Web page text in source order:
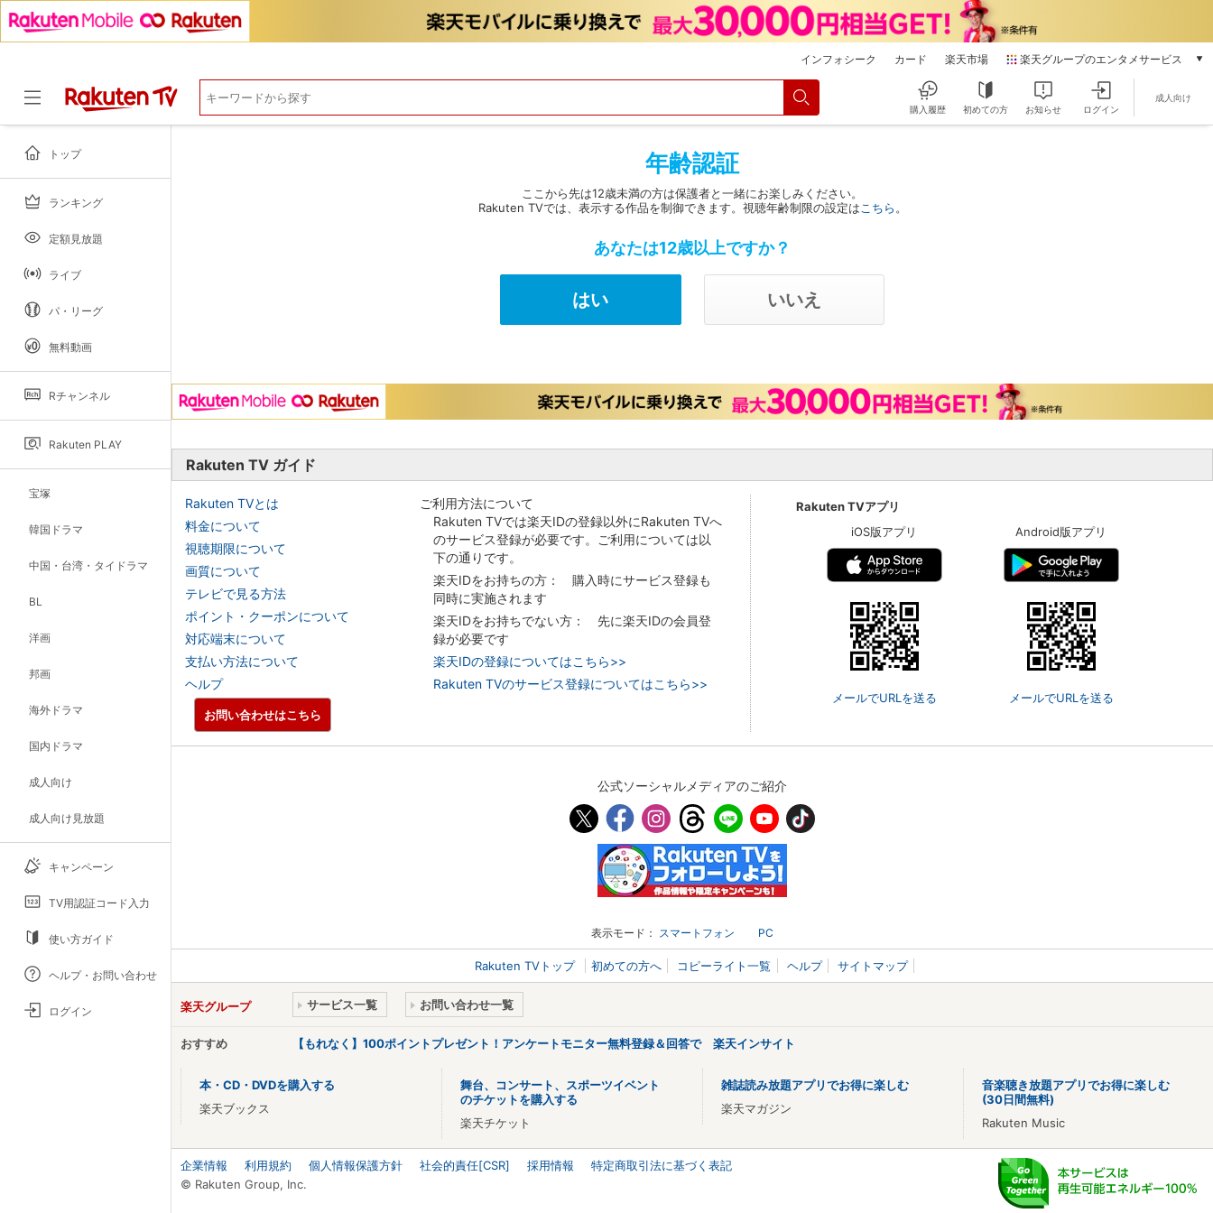
インフォシーク カード 楽天市場 楽天グループのエンタメサービス
本/ゲーム/CD/DVD
動画配信
楽天チケット
推し楽
購入履歴 初めての方 お知らせ ログイン
成人向け
トップ
ランキング
定額見放題
ライブ
パ・リーグ
無料動画
Rチャンネル
Rakuten PLAY
宝塚
韓国ドラマ
中国・台湾・タイドラマ
BL
洋画
邦画
海外ドラマ
国内ドラマ
成人向け
成人向け見放題
キャンペーン
TV用認証コード入力
使い方ガイド
ヘルプ・お問い合わせ
ログイン
年齢認証
ここから先は12歳未満の方は保護者と一緒にお楽しみください。
Rakuten TVでは、表示する作品を制御できます。視聴年齢制限の設定は こちら 。
あなたは12歳以上ですか？
Rakuten TV ガイド
Rakuten TVとは
料金について
視聴期限について
画質について
テレビで見る方法
ポイント・クーポンについて
対応端末について
支払い方法について
ヘルプ
ご利用方法について
Rakuten TVでは楽天IDの登録以外にRakuten TVへ
のサービス登録が必要です。ご利用については以
下の通りです。
楽天IDをお持ちの方： 購入時にサービス登録も
同時に実施されます
楽天IDをお持ちでない方： 先に楽天IDの会員登
録が必要です
楽天IDの登録についてはこちら>>
Rakuten TVのサービス登録についてはこちら>>
Rakuten TVアプリ
iOS版アプリ
メールでURLを送る
Android版アプリ
メールでURLを送る
お問い合わせはこちら
公式ソーシャルメディアのご紹介
表示モード： スマートフォン PC
Rakuten TVトップ 初めての方へ コピーライト一覧 ヘルプ サイトマップ
楽天グループ サービス一覧 お問い合わせ一覧
おすすめ 【もれなく】100ポイントプレゼント！アンケートモニター無料登録＆回答で 楽天インサイト
本・CD・DVDを購入する
楽天ブックス
舞台、コンサート、スポーツイベント
のチケットを購入する
楽天チケット
雑誌読み放題アプリでお得に楽しむ
楽天マガジン
音楽聴き放題アプリでお得に楽しむ
(30日間無料)
Rakuten Music
企業情報 利用規約 個人情報保護方針 社会的責任[CSR] 採用情報
特定商取引法に基づく表記
© Rakuten Group, Inc.